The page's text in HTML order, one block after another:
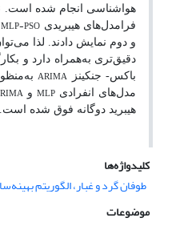
هواشناسی انجام شده ‌است.
فرامدل‌های هیبریدی MLP-PSO
و دوم نمایش دادند. لذا
دقیق‌تری به‌همراه دارد و
باکس- جنکینز ARIMA
مدل‌های انفرادی MLPو
هیبرید دو‌گانه فوق شده است.
کلیدواژه‌ها
طوفان گرد و غبار، الگوریتم
موضوعات